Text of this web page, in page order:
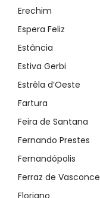
Erechim
Espera Feliz
Estância
Estiva Gerbi
Estrêla d’Oeste
Fartura
Feira de Santana
Fernando Prestes
Fernandópolis
Ferraz de
Floriano